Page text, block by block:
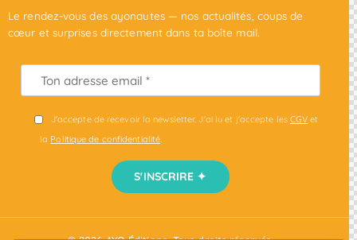
Le rendez-vous des ayonautes — nos actualités, coups de
cœur et surprises directement dans ta boîte mail.
J'accepte de recevoir la newsletter. J'ai lu et j'accepte les CGV et
la Politique de confidentialité.
S'INSCRIRE ✦